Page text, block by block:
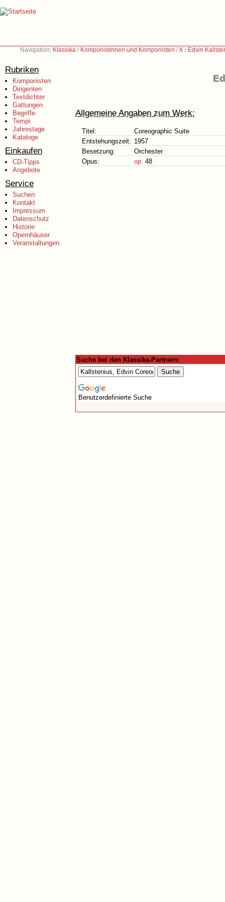
Navigation: Klassika / Komponistinnen und Komponisten / K / Edvin
Rubriken
Komponisten
Dirigenten
Textdichter
Gattungen
Begriffe
Tempi
Jahrestage
Kataloge
Einkaufen
CD-Tipps
Angebote
Service
Suchen
Kontakt
Impressum
Datenschutz
Historie
Opernhäuser
Veranstaltungen
Allgemeine Angaben zum Werk:
Titel:
Coreographic Suite
Entstehungszeit: 1957
Besetzung:
Orchester
Opus:
op. 48
Suche bei den Klassika-Partnern:
Benutzerdefinierte Suche